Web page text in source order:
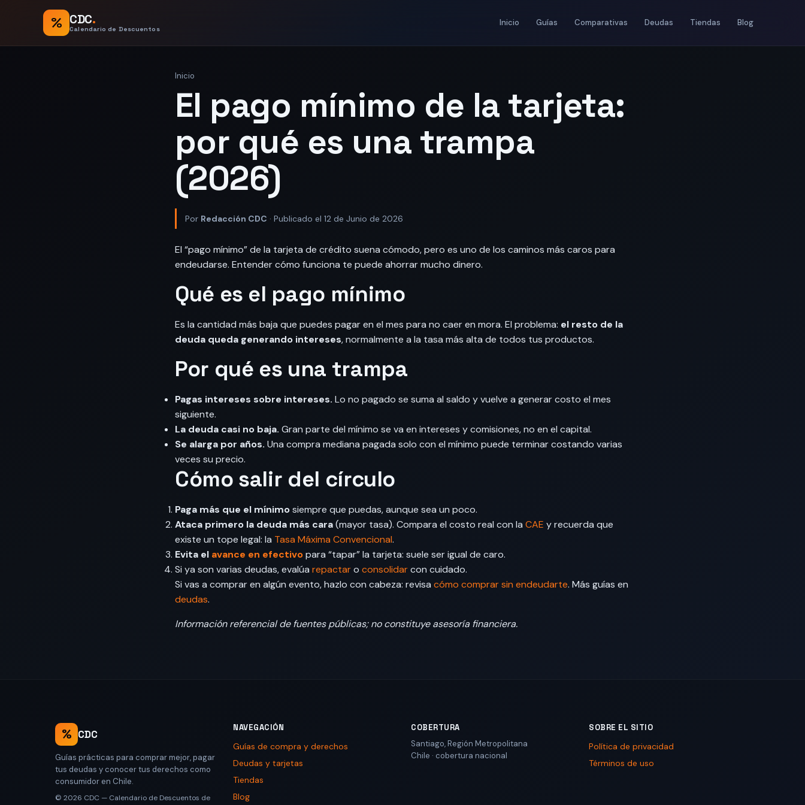
% CDC.
Calendario de Descuentos
Inicio Guías Comparativas Deudas Tiendas Blog
Inicio
El pago mínimo de la tarjeta:
por qué es una trampa
(2026)
Por Redacción CDC · Publicado el 12 de Junio de 2026
El “pago mínimo” de la tarjeta de crédito suena cómodo, pero es uno de los caminos más caros para
endeudarse. Entender cómo funciona te puede ahorrar mucho dinero.
Qué es el pago mínimo
Es la cantidad más baja que puedes pagar en el mes para no caer en mora. El problema: el resto de la
deuda queda generando intereses, normalmente a la tasa más alta de todos tus productos.
Por qué es una trampa
Pagas intereses sobre intereses. Lo no pagado se suma al saldo y vuelve a generar costo el mes
siguiente.
La deuda casi no baja. Gran parte del mínimo se va en intereses y comisiones, no en el capital.
Se alarga por años. Una compra mediana pagada solo con el mínimo puede terminar costando varias
veces su precio.
Cómo salir del círculo
Paga más que el mínimosiempre que puedas, aunque sea un poco.
Ataca primero la deuda más cara(mayor tasa). Compara el costo real con la CAE y recuerda que
existe un tope legal: la Tasa Máxima Convencional.
Evita el avance en efectivopara “tapar” la tarjeta: suele ser igual de caro.
Si ya son varias deudas, evalúa repactaro consolidarcon cuidado.
Si vas a comprar en algún evento, hazlo con cabeza: revisa cómo comprar sin endeudarte. Más guías en
deudas.
Información referencial de fuentes públicas; no constituye asesoría financiera.
% CDC
Guías prácticas para comprar mejor, pagar
tus deudas y conocer tus derechos como
consumidor en Chile.
© 2026 CDC — Calendario de Descuentos de
NAVEGACIÓN
Guías de compra y derechos
Deudas y tarjetas
Tiendas
Blog
COBERTURA
Santiago,Región Metropolitana
Chile · cobertura nacional
SOBRE EL SITIO
Política de privacidad
Términos de uso